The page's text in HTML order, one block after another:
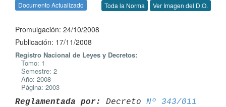
Documento Actualizado Toda la Norma Ver Imagen del D.O.
Promulgación: 24/10/2008
Publicación: 17/11/2008
Registro Nacional de Leyes y Decretos:
Tomo: 1
Semestre: 2
Año: 2008
Página: 2003
Reglamentada por: Decreto Nº 343/011